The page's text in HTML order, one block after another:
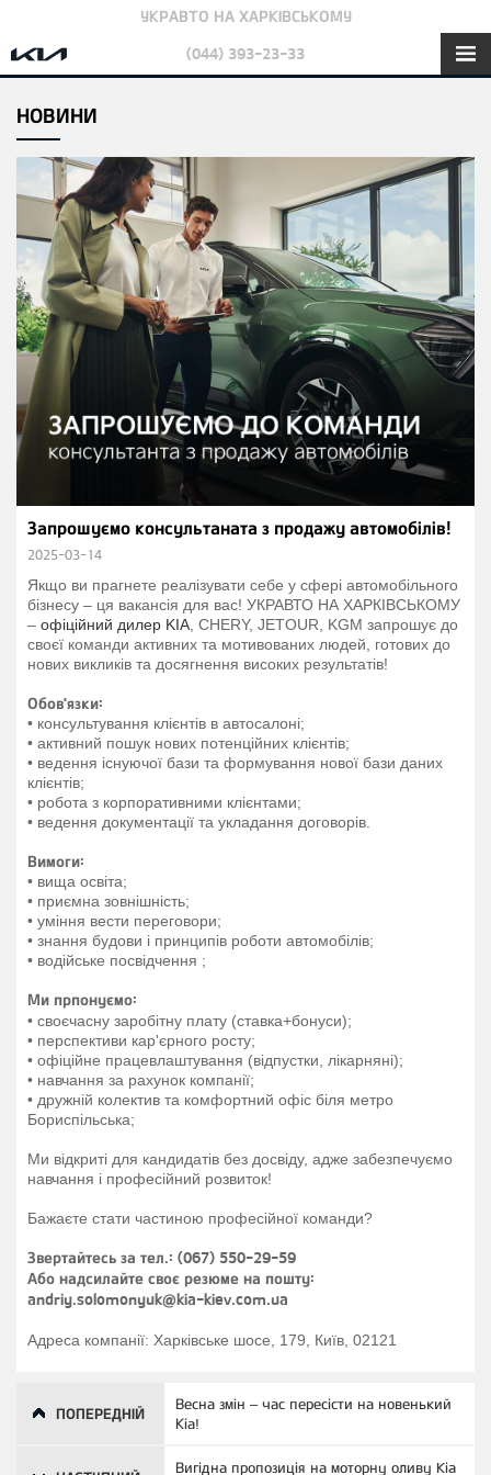
УКРАВТО НА ХАРКІВСЬКОМУ
(044) 393-23-33
НОВИНИ
Запрошуємо консультаната з продажу автомобілів!
2025-03-14
Якщо ви прагнете реалізувати себе у сфері автомобільного
бізнесу – ця вакансія для вас! УКРАВТО НА ХАРКІВСЬКОМУ
– офіційний дилер KIA , CHERY, JETOUR, KGM запрошує до
своєї команди активних та мотивованих людей, готових до
нових викликів та досягнення високих результатів!
Обов'язки:
• консультування клієнтів в автосалоні;
• активний пошук нових потенційних клієнтів;
• ведення існуючої бази та формування нової бази даних
клієнтів;
• робота з корпоративними клієнтами;
• ведення документації та укладання договорів.
Вимоги:
• вища освіта;
• приємна зовнішність;
• уміння вести переговори;
• знання будови і принципів роботи автомобілів;
• водійське посвідчення ;
Ми прпонуємо:
• своєчасну заробітну плату (ставка+бонуси);
• перспективи кар'єрного росту;
• офіційне працевлаштування (відпустки, лікарняні);
• навчання за рахунок компанії;
• дружній колектив та комфортний офіс біля метро
Бориспільська;
Ми відкриті для кандидатів без досвіду, адже забезпечуємо
навчання і професійний розвиток!
Бажаєте стати частиною професійної команди?
Звертайтесь за тел.: (067) 550-29-59
Або надсилайте своє резюме на пошту:
andriy.solomonyuk@kia-kiev.com.ua
Адреса компанії: Харківське шосе, 179, Київ, 02121
ПОПЕРЕДНІЙ
Весна змін – час пересісти на новенький
Кіа!
Вигідна пропозиція на моторну оливу Kia